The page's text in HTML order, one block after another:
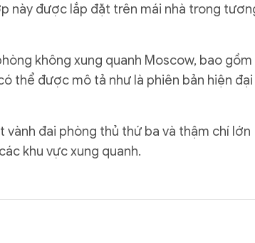
này được lắp đặt trên mái nhà trong
không xung quanh Moscow, bao gồm
thể được mô tả như là phiên bản hiện đại
đai phòng thủ thứ ba và thậm chí lớn
khu vực xung quanh.